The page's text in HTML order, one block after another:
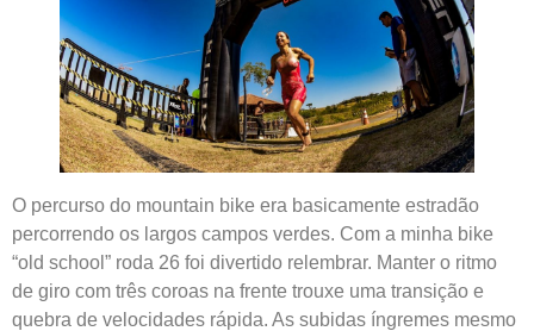
O percurso do mountain bike era basicamente estradão
percorrendo os largos campos verdes. Com a minha bike
“old school” roda 26 foi divertido relembrar. Manter o ritmo
de giro com três coroas na frente trouxe uma transição e
quebra de velocidades rápida. As subidas íngremes mesmo